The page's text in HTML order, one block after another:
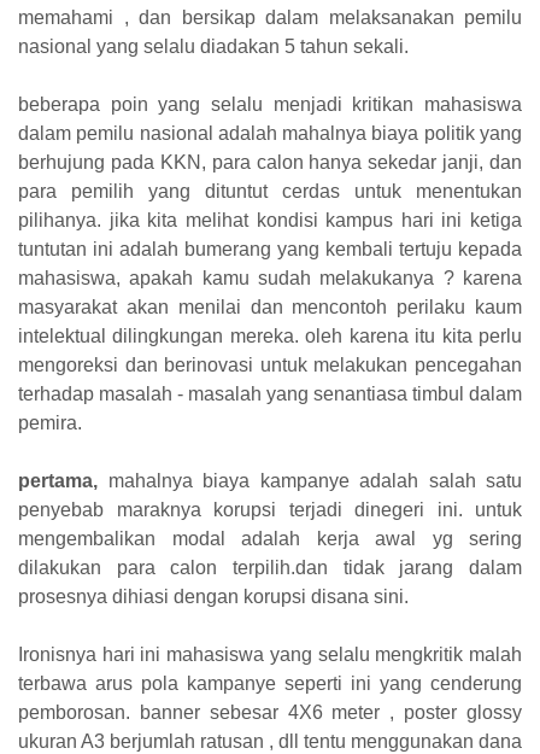
memahami , dan bersikap dalam melaksanakan pemilu
nasional yang selalu diadakan 5 tahun sekali.
beberapa poin yang selalu menjadi kritikan mahasiswa
dalam pemilu nasional adalah mahalnya biaya politik yang
berhujung pada KKN, para calon hanya sekedar janji, dan
para pemilih yang dituntut cerdas untuk menentukan
pilihanya. jika kita melihat kondisi kampus hari ini ketiga
tuntutan ini adalah bumerang yang kembali tertuju kepada
mahasiswa, apakah kamu sudah melakukanya ? karena
masyarakat akan menilai dan mencontoh perilaku kaum
intelektual dilingkungan mereka. oleh karena itu kita perlu
mengoreksi dan berinovasi untuk melakukan pencegahan
terhadap masalah - masalah yang senantiasa timbul dalam
pemira.
pertama, mahalnya biaya kampanye adalah salah satu
penyebab maraknya korupsi terjadi dinegeri ini. untuk
mengembalikan modal adalah kerja awal yg sering
dilakukan para calon terpilih.dan tidak jarang dalam
prosesnya dihiasi dengan korupsi disana sini.
Ironisnya hari ini mahasiswa yang selalu mengkritik malah
terbawa arus pola kampanye seperti ini yang cenderung
pemborosan. banner sebesar 4X6 meter , poster glossy
ukuran A3 berjumlah ratusan , dll tentu menggunakan dana